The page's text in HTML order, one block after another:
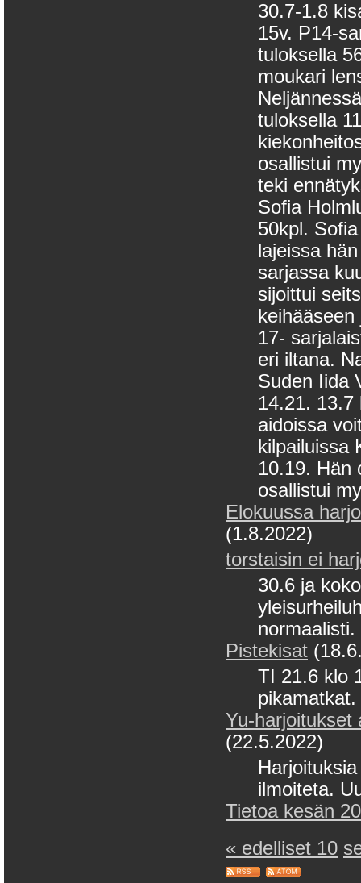
30.7-1.8
15v. P14-
tuloksella
moukari
tuloksella
osallistui
teki
Sofia
50kpl.
lajeissa
sarjassa
sijoittui
17-
eri iltana.
Suden Iida
14.21. 13.7
aidoissa
kilpailuissa
10.19. Hän
osallistui
Elokuussa
(1.8.2022)
torstaisin ei
30.6 ja
normaalisti.
Pistekisat
TI 21.6 klo
Yu-harjoitukset
(22.5.2022)
ilmoiteta.
Tietoa kesän
« edelliset 10